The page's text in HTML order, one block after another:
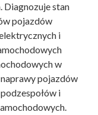
Diagnozuje stan
pojazdów
i
w
pojazdów
i